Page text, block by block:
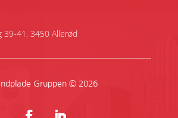
39-41, 3450 Allerød
Gruppen © 2026